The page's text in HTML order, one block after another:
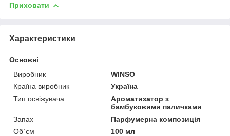
Приховати
Характеристики
Основні
Виробник
WINSO
Країна виробник
Україна
Тип освіжувача
Ароматизатор з
бамбуковими паличками
Запах
Парфумерна композиція
Об`єм
100 мл